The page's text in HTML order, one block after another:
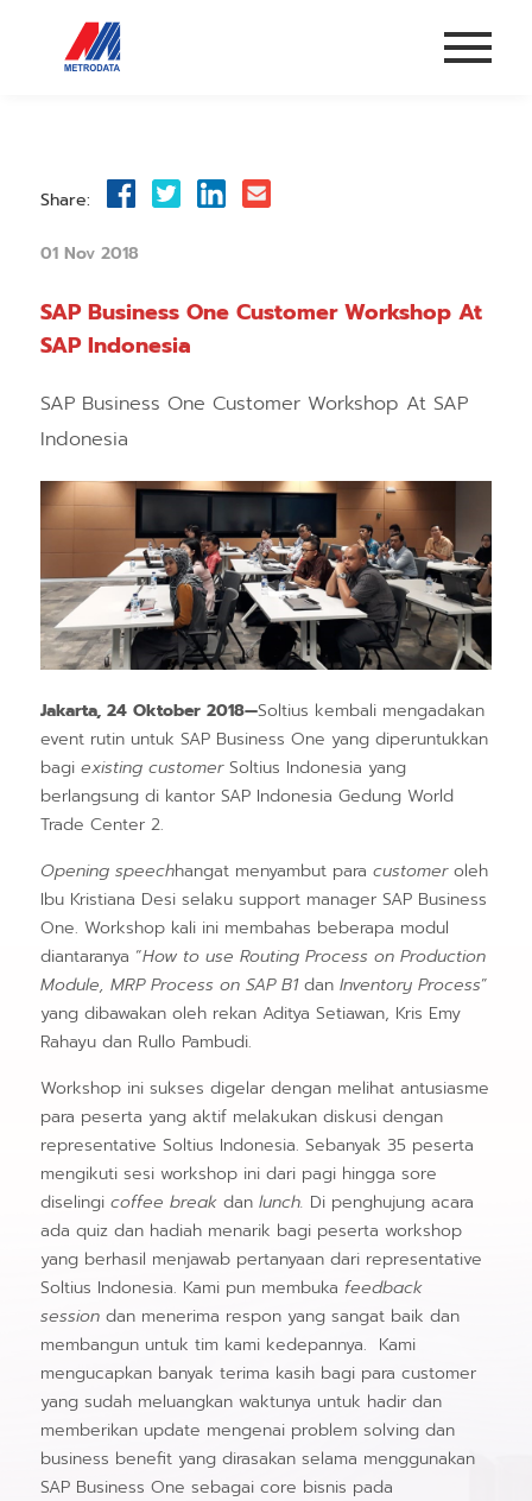
01 Nov 2018
Share:
SAP Business One Customer Workshop At
SAP Indonesia
SAP Business One Customer Workshop At SAP
Indonesia
Jakarta, 24 Oktober 2018—Soltius kembali mengadakan
event rutin untuk SAP Business One yang diperuntukkan
bagi existing customerSoltius Indonesia yang
berlangsung di kantor SAP Indonesia Gedung World
Trade Center 2.
Opening speechhangat menyambut para customeroleh
Ibu Kristiana Desi selaku support manager SAP Business
One. Workshop kali ini membahas beberapa modul
diantaranya “How to use Routing Process on Production
Module, MRP Process on SAP B1dan Inventory Process”
yang dibawakan oleh rekan Aditya Setiawan, Kris Emy
Rahayu dan Rullo Pambudi.
Workshop ini sukses digelar dengan melihat antusiasme
para peserta yang aktif melakukan diskusi dengan
representative Soltius Indonesia. Sebanyak 35 peserta
mengikuti sesi workshop ini dari pagi hingga sore
diselingi coffee breakdan lunch. Di penghujung acara
ada quiz dan hadiah menarik bagi peserta workshop
yang berhasil menjawab pertanyaan dari representative
Soltius Indonesia. Kami pun membuka feedback
sessiondan menerima respon yang sangat baik dan
membangun untuk tim kami kedepannya. Kami
mengucapkan banyak terima kasih bagi para customer
yang sudah meluangkan waktunya untuk hadir dan
memberikan update mengenai problem solving dan
business benefit yang dirasakan selama menggunakan
SAP Business One sebagai core bisnis pada